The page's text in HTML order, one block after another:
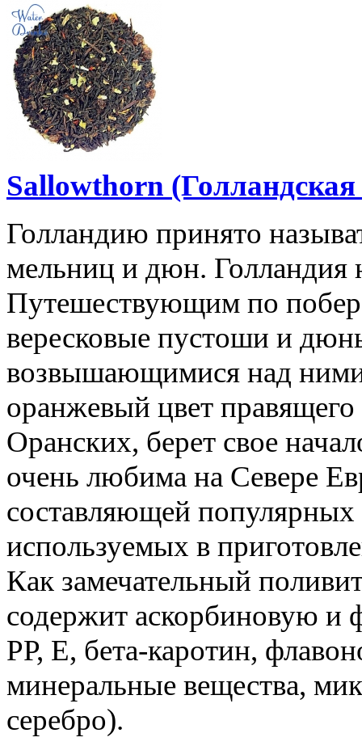
Sallowthorn (Голландская
Голландию принято
мельниц и дюн. Голландия
Путешествующим по
вересковые пустоши и
возвышающимися над ними
оранжевый цвет
Оранских, берет свое
очень любима на Севере
составляющей
используемых в
Как замечательный
содержит аскорбиновую
РР, Е, бета-каротин,
минеральные вещества,
серебро).